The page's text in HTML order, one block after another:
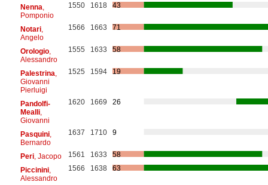
Nenna
Pomponio
1550 1618 43
Notari,
Angelo
1566 1663 71
Orologio,
Alessandro
1555 1633 58
Palestrina
Giovanni
Pierluigi
1525 1594 19
Pandolfi-
Mealli,
Giovanni
1620 1669 26
Pasquini,
Bernardo
1637 1710 9
Peri, Jacopo 1561 1633
58
Piccinini,
Alessandro
1566 1638 63